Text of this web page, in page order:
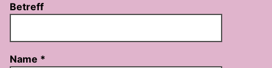
Betreff
Name *